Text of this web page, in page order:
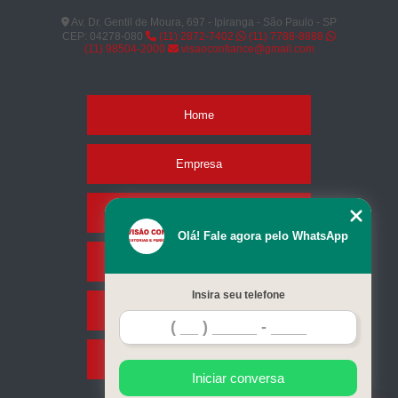
Av. Dr. Gentil de Moura, 697 - Ipiranga - São Paulo - SP
CEP: 04278-080
(11) 2872-7402
(11) 7788-8888
(11) 98504-2000
visaoconfiance@gmail.com
Home
Empresa
Contato
Mapa do site
Olá! Fale agora pelo WhatsApp
Insira seu telefone
Iniciar conversa